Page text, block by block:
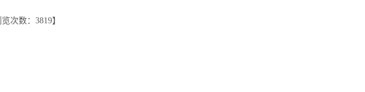
次数： 3819】